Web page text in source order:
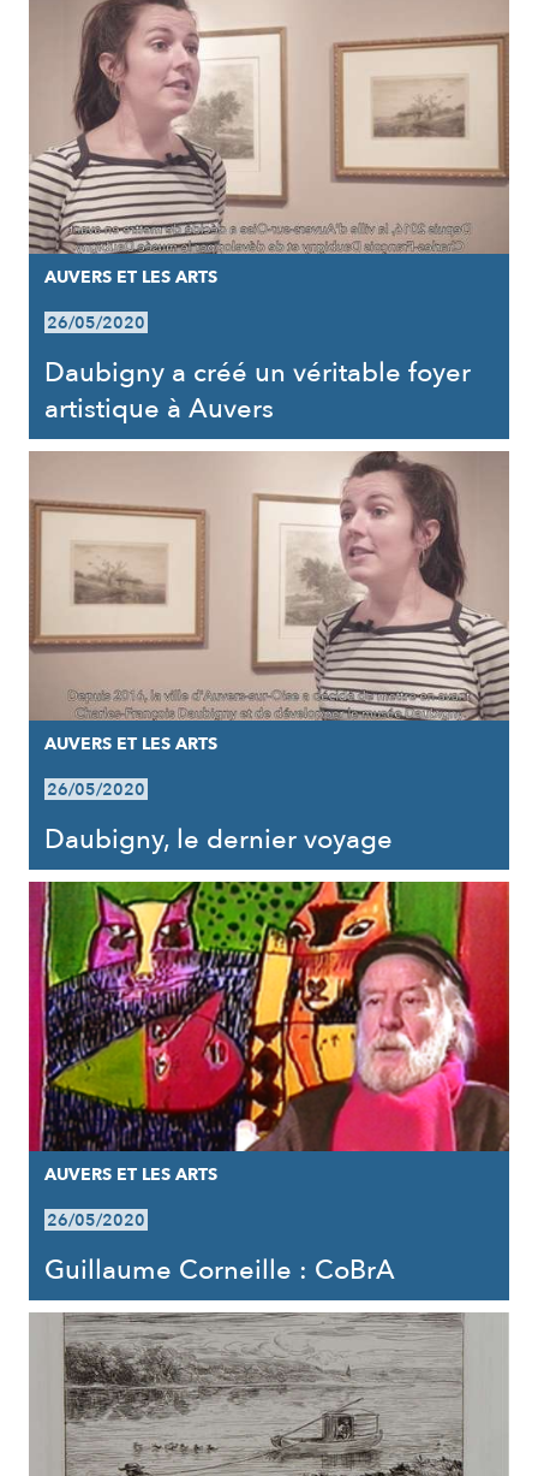
AUVERS ET LES ARTS
26/05/2020
Daubigny a créé un véritable foyer
artistique à Auvers
AUVERS ET LES ARTS
26/05/2020
Daubigny, le dernier voyage
AUVERS ET LES ARTS
26/05/2020
Guillaume Corneille : CoBrA